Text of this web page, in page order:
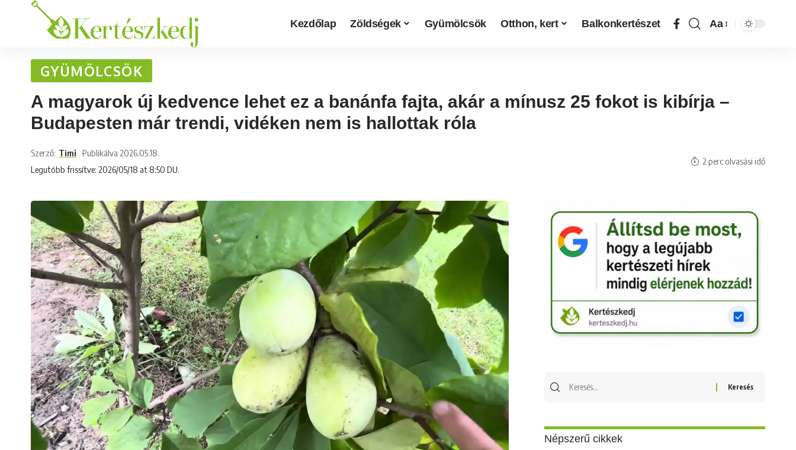
Kezdőlap Zöldségek Gyümölcsök Otthon, kert Balkonkertészet Aa
GYÜMÖLCSÖK
A magyarok új kedvence lehet ez a banánfa fajta, akár a mínusz 25 fokot is kibírja –
Budapesten már trendi, vidéken nem is hallottak róla
Legutóbb frissítve: 2026/05/18 at 8:50 DU.
Szerző: Timi Publikálva 2026.05.18.
2 perc olvasási idő
Népszerű cikkek